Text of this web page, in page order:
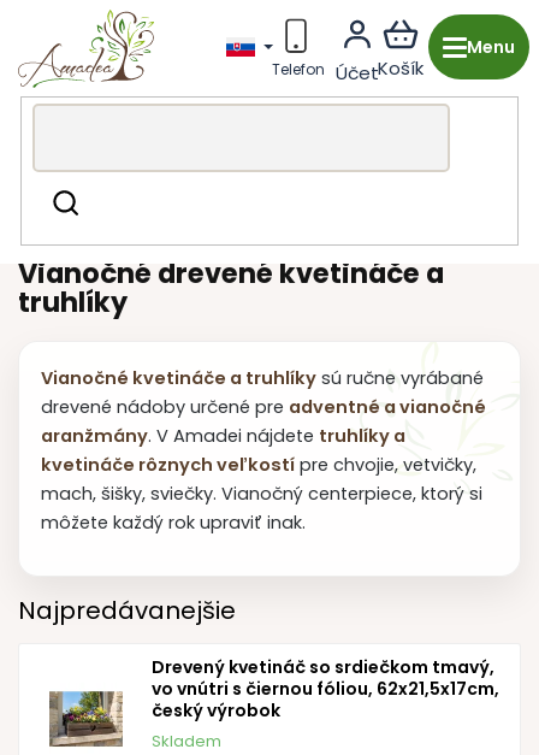
obsah
Hľadať
Drevená výroba z Česka
kvetináče
Vianočné drevené kvetináče a
truhlíky
Vianočné kvetináče a truhlíky sú ručne vyrábané
drevené nádoby určené pre adventné a vianočné
aranžmány. V Amadei nájdete truhlíky a
kvetináče rôznych veľkostí pre chvojie, vetvičky,
mach, šišky, sviečky. Vianočný centerpiece, ktorý si
môžete každý rok upraviť inak.
Najpredávanejšie
Drevený kvetináč so srdiečkom tmavý,
vo vnútri s čiernou fóliou, 62x21,5x17cm,
český výrobok
Skladem